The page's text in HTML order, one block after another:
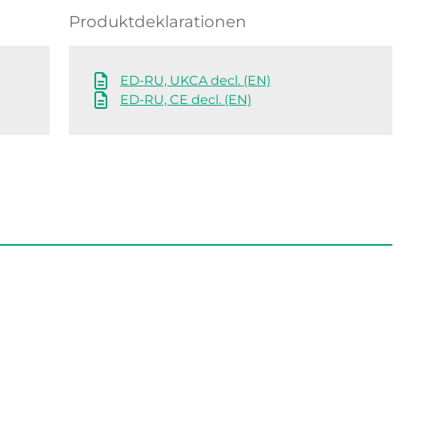
Produktdeklarationen
ED-RU, UKCA decl. (EN)
ED-RU, CE decl. (EN)